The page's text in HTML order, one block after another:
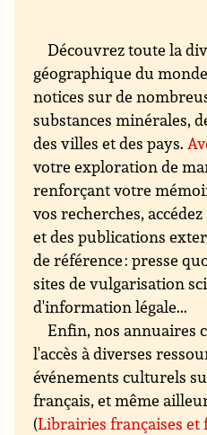
Découvrez toute la
géographique du
notices sur de
substances minérales,
des villes et des pays.
votre exploration de
renforçant votre
vos recherches,
et des publications
de référence : presse
sites de vulgarisation
d'information légale...
Enfin, nos annuaires
l'accès à diverses
événements culturels
français, et même
(Librairies françaises et